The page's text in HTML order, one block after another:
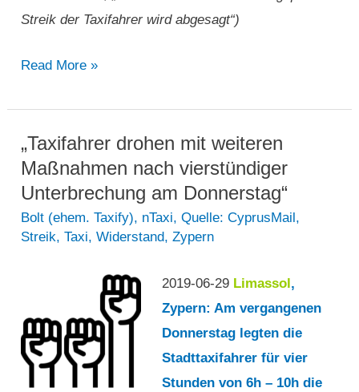
Streik der Taxifahrer wird abgesagt“)
„Der
den
26.
November
geplante
Streik
der
Read More »
„Taxifahrer drohen mit weiteren
Maßnahmen nach vierstündiger
Unterbrechung am Donnerstag“
Bolt (ehem. Taxify), nTaxi,Quelle: CyprusMail ,
Streik,Taxi,Widerstand,Zypern
2019-06-29 Limassol,
Zypern: Am vergangenen
Donnerstag legten die
Stadttaxifahrer für vier
Stunden von 6h – 10h die